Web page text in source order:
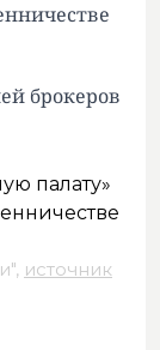
брокеров
источник